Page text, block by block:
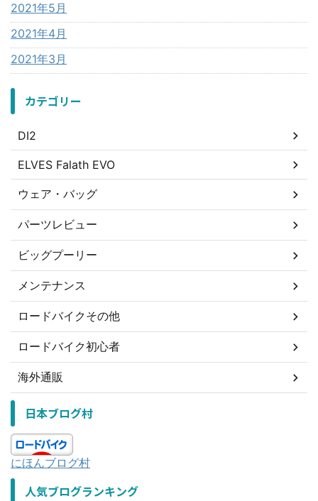
2021年5月
2021年4月
2021年3月
カテゴリー
DI2
ELVES Falath EVO
ウェア・バッグ
パーツレビュー
ビッグプーリー
メンテナンス
ロードバイクその他
ロードバイク初心者
海外通販
日本ブログ村
にほんブログ村
人気ブログランキング